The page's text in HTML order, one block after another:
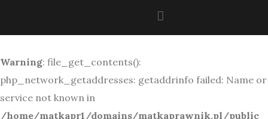
Warning: file_get_contents():
php_network_getaddresses: getaddrinfo failed: Name or
service not known in
/home/matkapr1/domains/matkaprawnik.pl/